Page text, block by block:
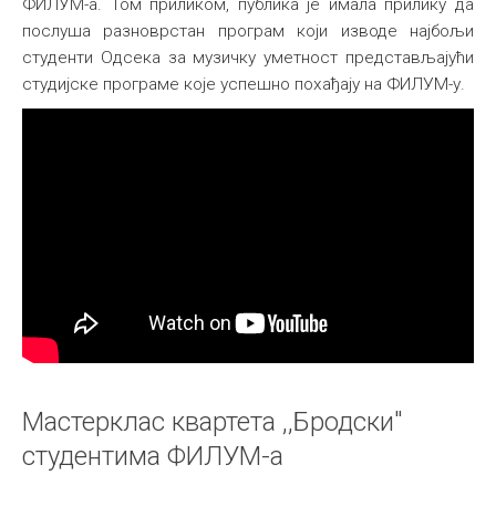
ФИЛУМ-а. Том приликом, публика је имала прилику да
послуша разноврстан програм који изводе најбољи
студенти Одсека за музичку уметност представљајући
студијске програме које успешно похађају на ФИЛУМ-у.
Мастерклас квартета ,,Бродски"
студентима ФИЛУМ-а